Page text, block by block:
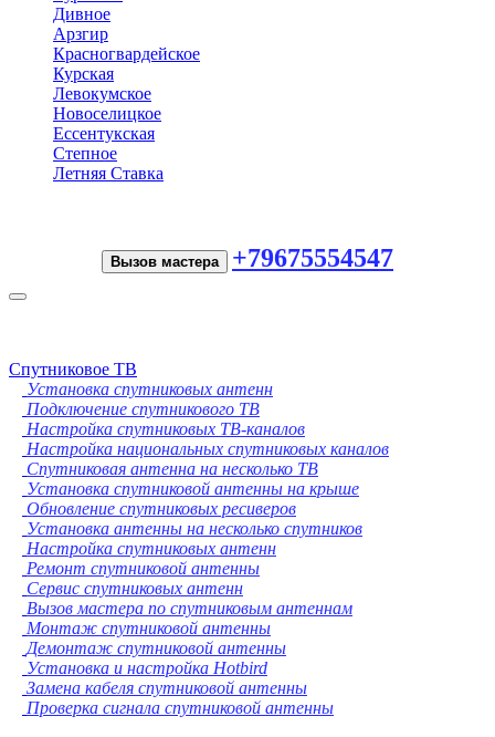
Дивное
Арзгир
Красногвардейское
Курская
Левокумское
Новоселицкое
Ессентукская
Степное
Летняя Ставка
Вызов мастера +79675554547
Toggle
Спутниковое ТВ
Установка спутниковых антенн
Подключение спутникового ТВ
Настройка спутниковых ТВ-каналов
Настройка национальных спутниковых каналов
Спутниковая антенна на несколько ТВ
Установка спутниковой антенны на крыше
Обновление спутниковых ресиверов
Установка антенны на несколько спутников
Настройка спутниковых антенн
Ремонт спутниковой антенны
Сервис спутниковых антенн
Вызов мастера по спутниковым антеннам
Монтаж спутниковой антенны
Демонтаж спутниковой антенны
Установка и настройка Hotbird
Замена кабеля спутниковой антенны
Проверка сигнала спутниковой антенны